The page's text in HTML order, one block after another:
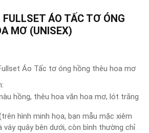
ÁO TẤC TƠ ÓNG
MƠ (UNISEX)
Áo Tấc tơ óng hồng thêu hoa mơ
hồng, thêu hoa văn hoa mơ, lót trắng
hình minh họa, bạn mẫu mặc xiêm
váy quây bên dưới, còn bình thường chỉ